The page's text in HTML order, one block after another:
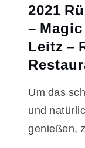
2021
–
Leitz –
Um das
und
genießen,